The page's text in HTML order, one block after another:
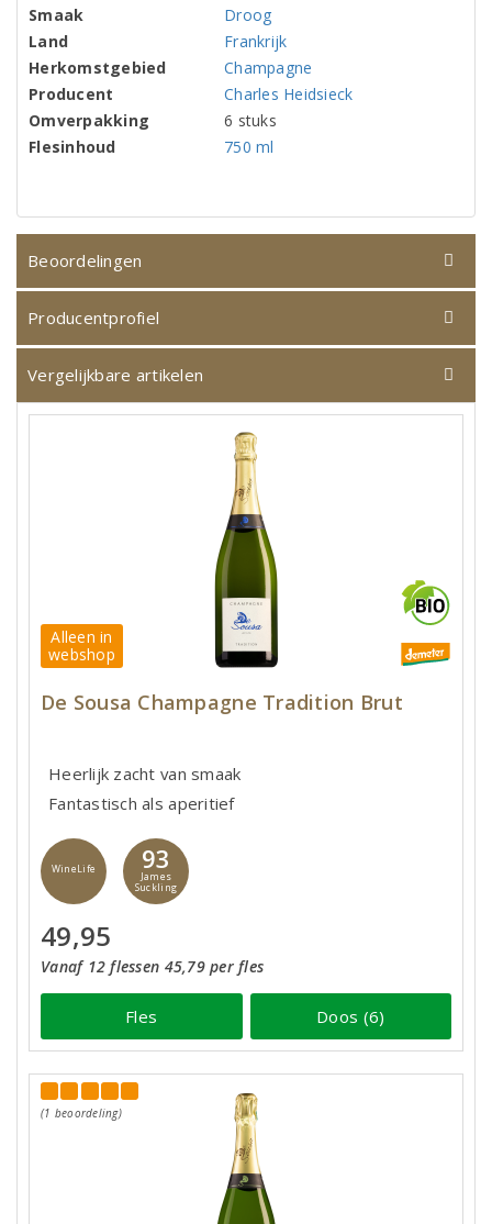
Smaak
Droog
Land
Frankrijk
Herkomstgebied
Champagne
Producent
Charles Heidsieck
Omverpakking
6 stuks
Flesinhoud
750 ml
Beoordelingen
Producentprofiel
Vergelijkbare artikelen
Alleen in
webshop
De Sousa Champagne Tradition Brut
Heerlijk zacht van smaak
Fantastisch als aperitief
WineLife 93
James
Suckling
49,95
Vanaf 12 flessen 45,79 per fles
Fles Doos (6)
(1 beoordeling)